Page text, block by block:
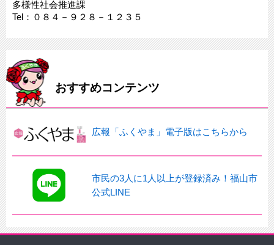
多様性社会推進課
Tel：０８４－９２８－１２３５
おすすめコンテンツ
広報「ふくやま」電子版はこちらから
市民の3人に1人以上が登録済み！福山市
公式LINE